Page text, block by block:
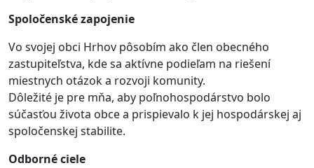
Spoločenské zapojenie
Vo svojej obci Hrhov pôsobím ako člen obecného
zastupiteľstva, kde sa aktívne podieľam na riešení
miestnych otázok a rozvoji komunity.
Dôležité je pre mňa, aby poľnohospodárstvo bolo
súčasťou života obce a prispievalo k jej hospodárskej aj
spoločenskej stabilite.
Odborné ciele